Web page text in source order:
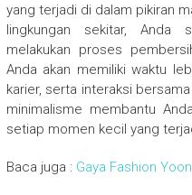
yang terjadi di dalam pikiran
lingkungan sekitar, Anda
melakukan proses
Anda akan memiliki waktu
karier, serta interaksi
minimalisme membantu
setiap momen kecil yang
Baca juga : Gaya Fashion